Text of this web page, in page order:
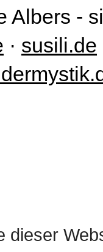
Albers -
· susili.de
dieser